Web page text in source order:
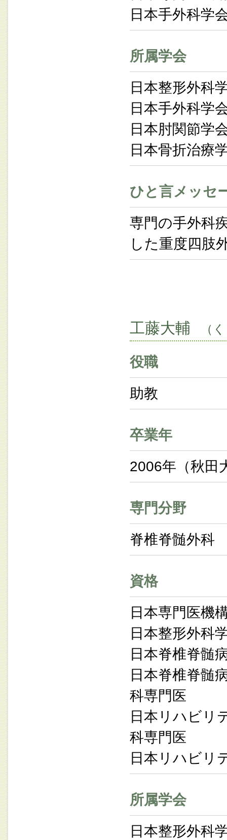
日本手外科学
所属学会
日本整形外科
日本手外科学
日本肘関節学
日本骨折治療
ひと言メッセ
専門の手外科
した重度四肢
工藤大輔 （
役職
助教
卒業年
2006年（秋田
専門分野
脊椎脊髄外科
資格
日本専門医機
日本整形外科
日本脊椎脊髄
日本脊椎脊髄
科専門医
日本リハビリ
科専門医
日本リハビリ
所属学会
日本整形外科